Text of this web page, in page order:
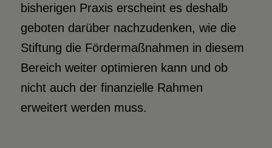
bisherigen Praxis erscheint es deshalb
geboten darüber nachzudenken, wie die
Stiftung die Fördermaßnahmen in diesem
Bereich weiter optimieren kann und ob
nicht auch der finanzielle Rahmen
erweitert werden muss.